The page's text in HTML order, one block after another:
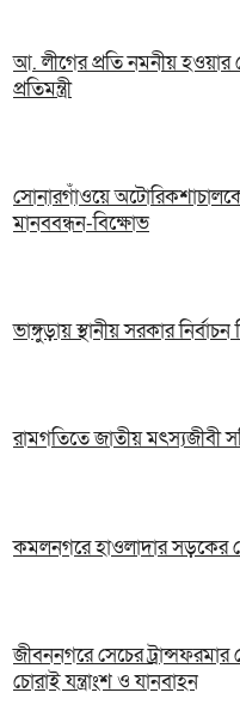
আ. লীগের প্রতি নমনীয়
প্রতিমন্ত্রী
সোনারগাঁওয়ে
মানববন্ধন-বিক্ষোভ
ভাঙ্গুড়ায় স্থানীয় সরকার
রামগতিতে জাতীয় মৎস্যজীবী
কমলনগরে হাওলাদার সড়কের
জীবননগরে সেচের ট্রান্সফরমার
চোরাই যন্ত্রাংশ ও যানবাহন